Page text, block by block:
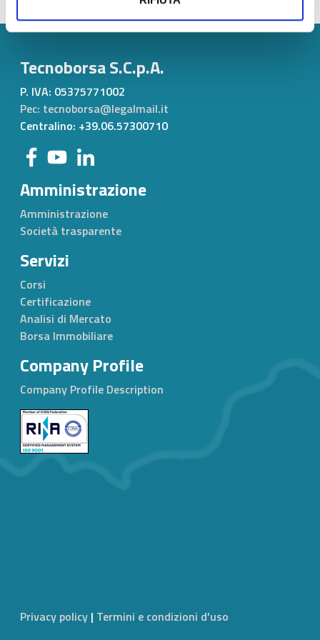
Tecnoborsa S.C.p.A.
P. IVA: 05375771002
Pec: tecnoborsa@legalmail.it
Centralino: +39.06.57300710
Amministrazione
Amministrazione
Società trasparente
Servizi
Corsi
Certificazione
Analisi di Mercato
Borsa Immobiliare
Company Profile
Company Profile Description
Privacy policy | Termini e condizioni d'uso